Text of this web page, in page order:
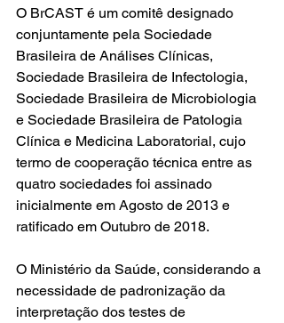
O BrCAST é um comitê designado
conjuntamente pela Sociedade
Brasileira de Análises Clínicas,
Sociedade Brasileira de Infectologia,
Sociedade Brasileira de Microbiologia
e Sociedade Brasileira de Patologia
Clínica e Medicina Laboratorial, cujo
termo de cooperação técnica entre as
quatro sociedades foi assinado
inicialmente em Agosto de 2013 e
ratificado em Outubro de 2018.
O Ministério da Saúde, considerando a
necessidade de padronização da
interpretação dos testes de